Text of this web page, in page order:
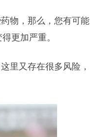
物，那么，您有可能
更加严重。
里又存在很多风险，